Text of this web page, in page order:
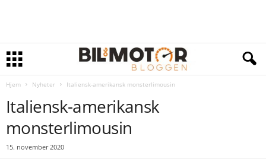
Hjem Nyheter Italiensk-amerikansk monsterlimousin
Italiensk-amerikansk
monsterlimousin
15. november 2020